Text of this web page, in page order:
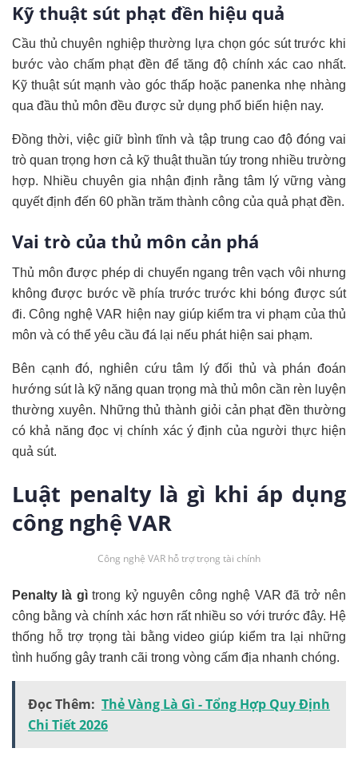
Kỹ thuật sút phạt đền hiệu quả
Cầu thủ chuyên nghiệp thường lựa chọn góc sút trước khi
bước vào chấm phạt đền để tăng độ chính xác cao nhất.
Kỹ thuật sút mạnh vào góc thấp hoặc panenka nhẹ nhàng
qua đầu thủ môn đều được sử dụng phổ biến hiện nay.
Đồng thời, việc giữ bình tĩnh và tập trung cao độ đóng vai
trò quan trọng hơn cả kỹ thuật thuần túy trong nhiều trường
hợp. Nhiều chuyên gia nhận định rằng tâm lý vững vàng
quyết định đến 60 phần trăm thành công của quả phạt đền.
Vai trò của thủ môn cản phá
Thủ môn được phép di chuyển ngang trên vạch vôi nhưng
không được bước về phía trước trước khi bóng được sút
đi. Công nghệ VAR hiện nay giúp kiểm tra vi phạm của thủ
môn và có thể yêu cầu đá lại nếu phát hiện sai phạm.
Bên cạnh đó, nghiên cứu tâm lý đối thủ và phán đoán
hướng sút là kỹ năng quan trọng mà thủ môn cần rèn luyện
thường xuyên. Những thủ thành giỏi cản phạt đền thường
có khả năng đọc vị chính xác ý định của người thực hiện
quả sút.
Luật penalty là gì khi áp dụng
công nghệ VAR
Công nghệ VAR hỗ trợ trọng tài chính
Penalty là gìtrong kỷ nguyên công nghệ VAR đã trở nên
công bằng và chính xác hơn rất nhiều so với trước đây. Hệ
thống hỗ trợ trọng tài bằng video giúp kiểm tra lại những
tình huống gây tranh cãi trong vòng cấm địa nhanh chóng.
Đọc Thêm: Thẻ Vàng Là Gì - Tổng Hợp Quy Định
Chi Tiết 2026